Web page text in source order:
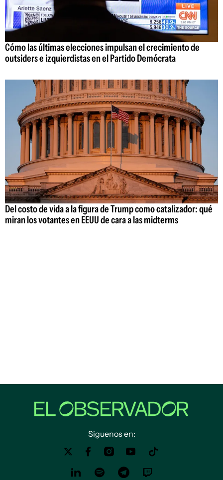
Cómo las últimas elecciones impulsan el crecimiento de
outsiders e izquierdistas en el Partido Demócrata
Del costo de vida a la figura de Trump como catalizador: qué
miran los votantes en EEUU de cara a las midterms
Siguenos en: